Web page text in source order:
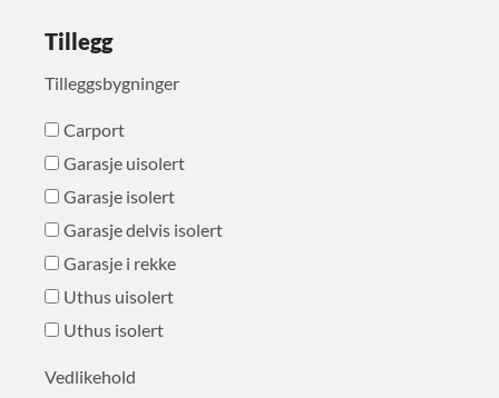
Tillegg
Tilleggsbygninger
Carport
Garasje uisolert
Garasje isolert
Garasje delvis isolert
Garasje i rekke
Uthus uisolert
Uthus isolert
Vedlikehold